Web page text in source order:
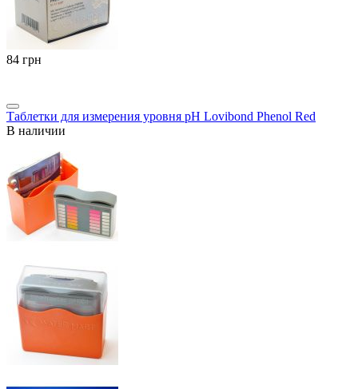
‍84‍ грн
Таблетки для измерения уровня pH Lovibond Phenol Red
В наличии